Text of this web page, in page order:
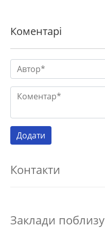
Коментарі
Контакти
Заклади поблизу